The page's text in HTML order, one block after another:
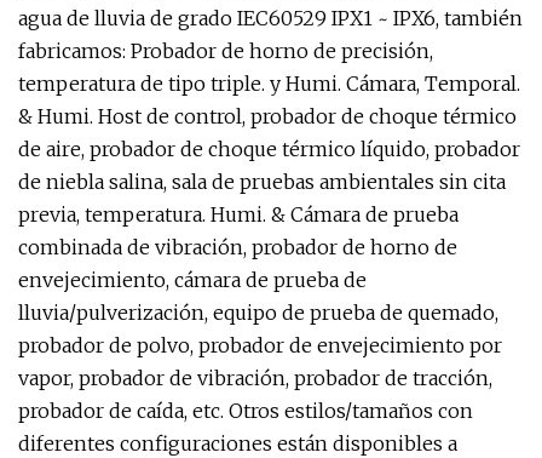
agua de lluvia de grado IEC60529 IPX1 ~ IPX6, también
fabricamos: Probador de horno de precisión,
temperatura de tipo triple. y Humi. Cámara, Temporal.
& Humi. Host de control, probador de choque térmico
de aire, probador de choque térmico líquido, probador
de niebla salina, sala de pruebas ambientales sin cita
previa, temperatura. Humi. & Cámara de prueba
combinada de vibración, probador de horno de
envejecimiento, cámara de prueba de
lluvia/pulverización, equipo de prueba de quemado,
probador de polvo, probador de envejecimiento por
vapor, probador de vibración, probador de tracción,
probador de caída, etc. Otros estilos/tamaños con
diferentes configuraciones están disponibles a